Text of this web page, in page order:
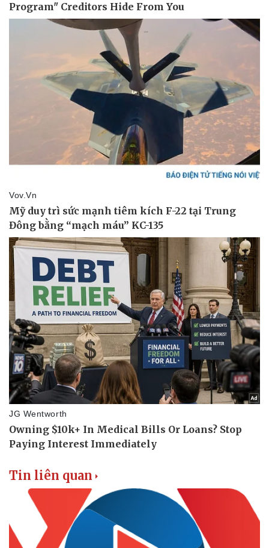
Pháp luật
Vụ án
Tin nóng
Tư vấn luật
Quân sự - Quốc phòng
Vũ khí
Việt Nam
Phân tích
Tin liên quan